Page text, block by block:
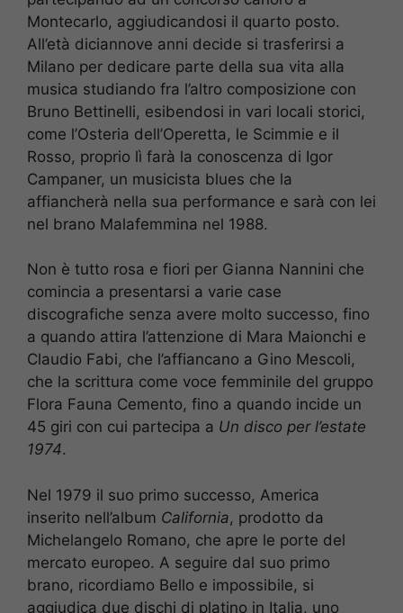
Montecarlo, aggiudicandosi il quarto posto.
All’età diciannove anni decide si trasferirsi a
Milano per dedicare parte della sua vita alla
musica studiando fra l’altro composizione con
Bruno Bettinelli, esibendosi in vari locali storici,
come l’Osteria dell’Operetta, le Scimmie e il
Rosso, proprio lì farà la conoscenza di Igor
Campaner, un musicista blues che la
affiancherà nella sua performance e sarà con lei
nel brano Malafemmina nel 1988.
Non è tutto rosa e fiori per Gianna Nannini che
comincia a presentarsi a varie case
discografiche senza avere molto successo, fino
a quando attira l’attenzione di Mara Maionchi e
Claudio Fabi, che l’affiancano a Gino Mescoli,
che la scrittura come voce femminile del gruppo
Flora Fauna Cemento, fino a quando incide un
45 giri con cui partecipa a Un disco per l’estate
1974.
Nel 1979 il suo primo successo, America
inserito nell’album California, prodotto da
Michelangelo Romano, che apre le porte del
mercato europeo. A seguire dal suo primo
brano, ricordiamo Bello e impossibile, si
aggiudica due dischi di platino in Italia, uno